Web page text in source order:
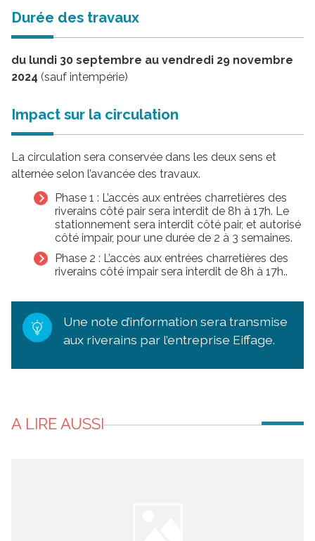
Durée des travaux
du lundi 30 septembre au vendredi 29 novembre
2024 (sauf intempérie)
Impact sur la circulation
La circulation sera conservée dans les deux sens et
alternée selon l’avancée des travaux.
Phase 1 : L’accès aux entrées charretières des
riverains côté pair sera interdit de 8h à 17h. Le
stationnement sera interdit côté pair, et autorisé
côté impair, pour une durée de 2 à 3 semaines.
Phase 2 : L’accès aux entrées charretières des
riverains côté impair sera interdit de 8h à 17h..
Une note d’information sera transmise
aux riverains par l’entreprise Eiffage.
A LIRE AUSSI